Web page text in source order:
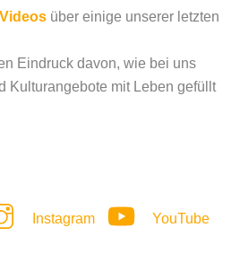
über einige unserer letzten
Eindruck davon, wie bei uns
Kulturangebote mit Leben gefüllt
Instagram YouTube